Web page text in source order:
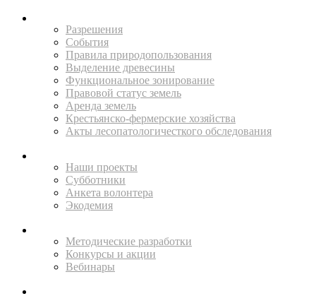
Разрешения
События
Правила природопользования
Выделение древесины
Функциональное зонирование
Правовой статус земель
Аренда земель
Крестьянско-фермерские хозяйства
Акты лесопатологичесткого обследования
Наши проекты
Субботники
Анкета волонтера
Экодемия
Методические разработки
Конкурсы и акции
Вебинары